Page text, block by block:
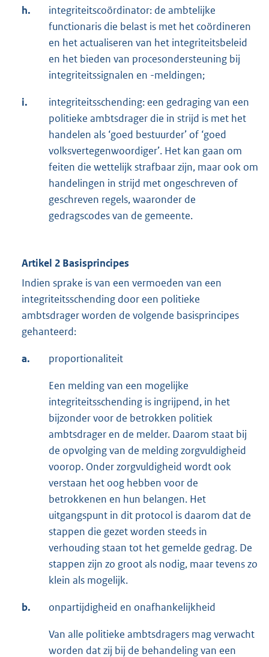
h.
integriteitscoördinator: de ambtelijke
functionaris die belast is met het coördineren
en het actualiseren van het integriteitsbeleid
en het bieden van procesondersteuning bij
integriteitssignalen en -meldingen;
i.
integriteitsschending: een gedraging van een
politieke ambtsdrager die in strijd is met het
handelen als ‘goed bestuurder’ of ‘goed
volksvertegenwoordiger’. Het kan gaan om
feiten die wettelijk strafbaar zijn, maar ook om
handelingen in strijd met ongeschreven of
geschreven regels, waaronder de
gedragscodes van de gemeente.
Artikel 2 Basisprincipes
Indien sprake is van een vermoeden van een
integriteitsschending door een politieke
ambtsdrager worden de volgende basisprincipes
gehanteerd:
a. proportionaliteit
Een melding van een mogelijke
integriteitsschending is ingrijpend, in het
bijzonder voor de betrokken politiek
ambtsdrager en de melder. Daarom staat bij
de opvolging van de melding zorgvuldigheid
voorop. Onder zorgvuldigheid wordt ook
verstaan het oog hebben voor de
betrokkenen en hun belangen. Het
uitgangspunt in dit protocol is daarom dat de
stappen die gezet worden steeds in
verhouding staan tot het gemelde gedrag. De
stappen zijn zo groot als nodig, maar tevens zo
klein als mogelijk.
b. onpartijdigheid en onafhankelijkheid
Van alle politieke ambtsdragers mag verwacht
worden dat zij bij de behandeling van een